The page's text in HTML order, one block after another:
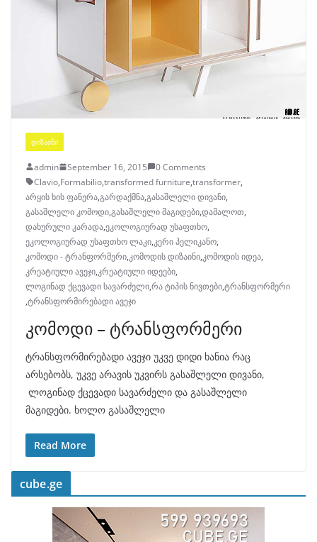
ᲓᲘᲖᲐᲘᲜᲘ
admin September 16, 2015
0 Comments
Clavio,Formabilio,transformed furniture,transformer,
არყის ხის ფანერა,გარდაქმნა,გასაშლელი დივანი,
გასაშლელი კომოდი,გასაშლელი მაგიდები,დამალოთ,
დახურული კარადა,ეკოლოგიურად უსაფთხო,
ეკოლოგიურად უსაფთხო ლაკი,კერი პელიკანო,
კომოდი - ტრანფორმერი,კომოდის დიზაინი,კომოდის იდეა,
კრეატიული ავეჯი,კრეატიული იდეები,
ლოგინად ქცევადი სავარძელი,რა ტიპის ნივთები,ტრანსფორმერი
,ტრანსფორმირებადი ავეჯი
კომოდი – ტრანსფორმერი
ტრანსფორმირებადი ავეჯი უკვე დიდი ხანია რაც
არსებობს, უკვე არავის უკვირს გასაშლელი დივანი,
ლოგინად ქცევადი სავარძელი და გასაშლელი
მაგიდები. ხოლო გასაშლელი
Read More
cube.ge